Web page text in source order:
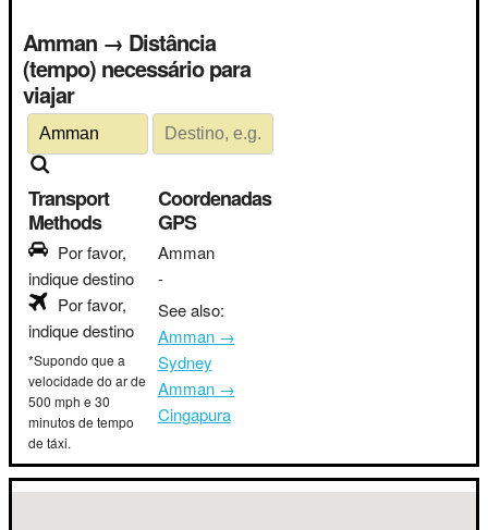
Amman → Distância
(tempo) necessário para
viajar
Transport
Methods
Por favor,
indique destino
Por favor,
indique destino
*Supondo que a
velocidade do ar de
500 mph e 30
minutos de tempo
de táxi.
Coordenadas
GPS
Amman
-
See also:
Amman →
Sydney
Amman →
Cingapura